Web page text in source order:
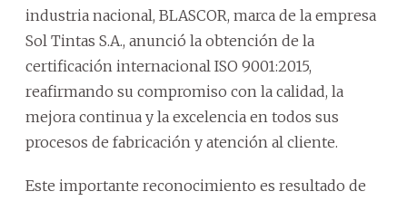
industria nacional, BLASCOR, marca de la empresa
Sol Tintas S.A., anunció la obtención de la
certificación internacional ISO 9001:2015,
reafirmando su compromiso con la calidad, la
mejora continua y la excelencia en todos sus
procesos de fabricación y atención al cliente.
Este importante reconocimiento es resultado de